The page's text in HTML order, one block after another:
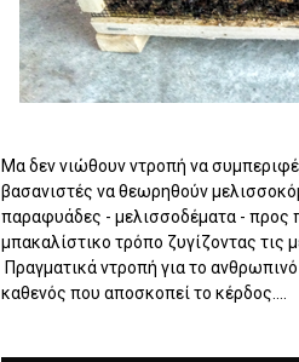
Μα δεν νιώθουν ντροπή να
βασανιστές να θεωρηθούν
παραφυάδες - μελισσοδέματα - προς
μπακαλίστικο τρόπο ζυγίζοντας τις
Πραγματικά ντροπή για το
καθενός που αποσκοπεί το κέρδος....